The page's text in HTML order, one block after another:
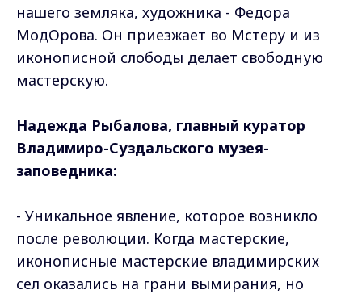
нашего земляка, художника - Федора
МодОрова. Он приезжает во Мстеру и из
иконописной слободы делает свободную
мастерскую.
Надежда Рыбалова, главный куратор
Владимиро-Суздальского музея-
заповедника:
- Уникальное явление, которое возникло
после революции. Когда мастерские,
иконописные мастерские владимирских
сел оказались на грани вымирания, но